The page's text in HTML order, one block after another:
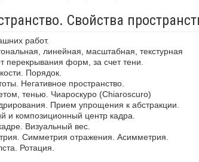
Свойства
работ.
линейная, масштабная, текстурная
перекрывания форм, за счет тени.
Порядок.
Негативное пространство.
тенью. Чиароскуро (Chiaroscuro)
Прием упрощения к абстракции.
и композиционный центр кадра.
Визуальный вес.
Симметрия отражения. Асимметрия.
Ротация.